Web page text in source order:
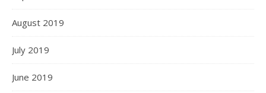
August 2019
July 2019
June 2019